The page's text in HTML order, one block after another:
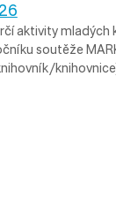
aktivity mladých
soutěže